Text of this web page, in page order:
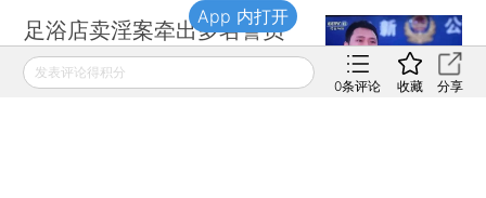
足浴店卖淫案牵出多名警员
有人当股东有人打招呼(含视
频)
发表评论得积分
0条评论 收藏 分享
App 内打开